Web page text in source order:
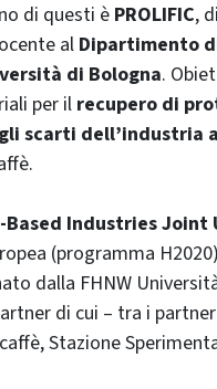
di questi è PROLIFIC,
al Dipartimento
di Bologna.
per il recupero di
scarti dell’industria
Based Industries
(programma
dalla FHNW
di cui – tra i
Stazione